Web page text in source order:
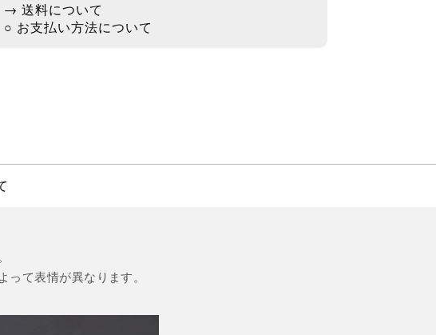
→ 送料について
○ お支払い方法について
て表情が異なります。